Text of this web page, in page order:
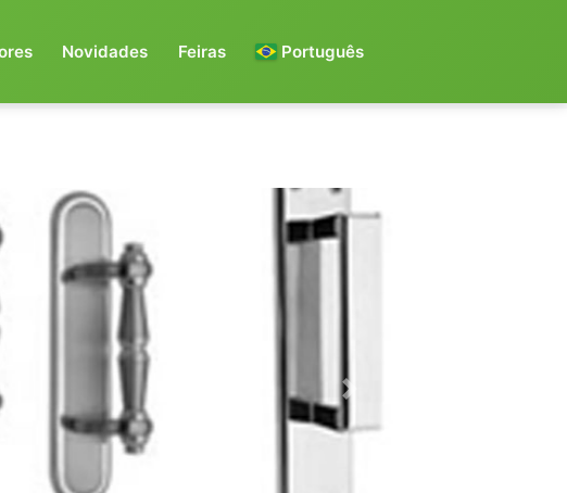
Novidades Feiras Português
Next